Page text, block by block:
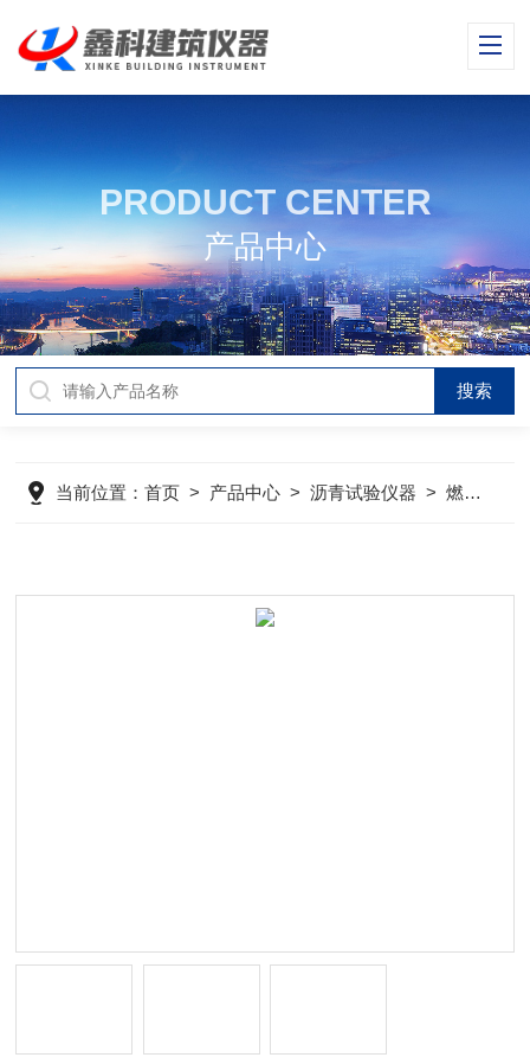
PRODUCT CENTER
产品中心
当前位置：首页 > 产品中心 >沥青试验仪器 >燃烧法沥青含量测定仪